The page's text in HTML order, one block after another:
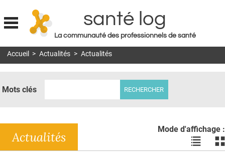
Jump to navigation
santé log
La communauté des professionnels de santé
MON COMPTE
DOSSIERS
RÉSEAUX
Accueil > Actualités > Actualités
Mots clés
Mode d'affichage :
Voir
les
les
Actualités